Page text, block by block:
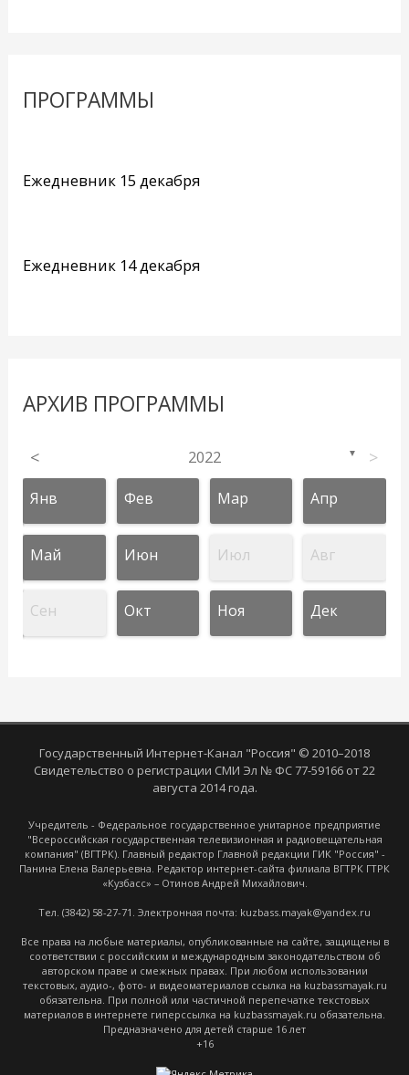
ПРОГРАММЫ
Ежедневник 15 декабря
Ежедневник 14 декабря
АРХИВ ПРОГРАММЫ
< 2022 ▼ >
Янв Фев Мар Апр
Май Июн Июл Авг
Сен Окт Ноя Дек
Государственный Интернет-Канал "Россия" © 2010–2018
Свидетельство о регистрации СМИ Эл № ФС 77-59166 от 22
августа 2014 года.
Учредитель - Федеральное государственное унитарное предприятие
"Всероссийская государственная телевизионная и радиовещательная
компания" (ВГТРК). Главный редактор Главной редакции ГИК "Россия" -
Панина Елена Валерьевна. Редактор интернет-сайта филиала ВГТРК ГТРК
«Кузбасс» – Отинов Андрей Михайлович.
Тел. (3842) 58-27-71. Электронная почта: kuzbass.mayak@yandex.ru
Все права на любые материалы, опубликованные на сайте, защищены в
соответствии с российским и международным законодательством об
авторском праве и смежных правах. При любом использовании
текстовых, аудио-, фото- и видеоматериалов ссылка на kuzbassmayak.ru
обязательна. При полной или частичной перепечатке текстовых
материалов в интернете гиперссылка на kuzbassmayak.ru обязательна.
Предназначено для детей старше 16 лет
+16